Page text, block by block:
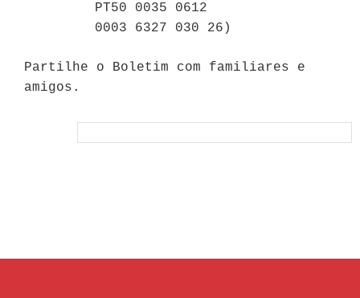
PT50 0035 0612
0003 6327 030 26)
Partilhe o Boletim com familiares e
amigos.